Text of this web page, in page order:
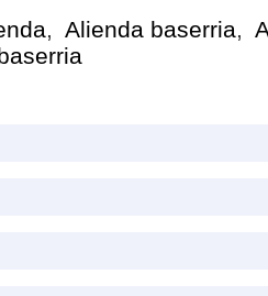
, Alienda baserria,